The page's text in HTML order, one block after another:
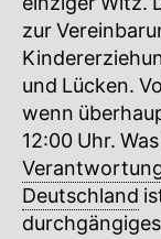
zur
und Lücken.
wenn
12:00 Uhr.
Deutschland